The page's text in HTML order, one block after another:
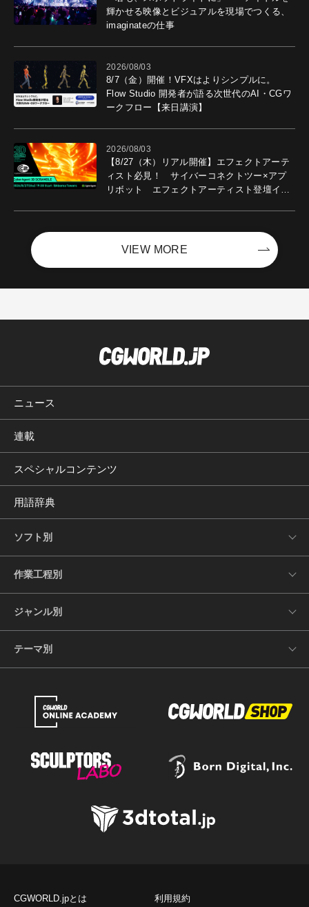
輝かせる映像とビジュアルを現場でつくる、
imaginateの仕事
2026/08/03
8/7（金）開催！VFXはよりシンプルに。
Flow Studio 開発者が語る次世代のAI・CGワ
ークフロー【来日講演】
2026/08/03
【8/27（木）リアル開催】エフェクトアーテ
ィスト必見！ サイバーコネクトツー×アプ
リボット エフェクトアーティスト登壇イベ
VIEW MORE
ニュース
連載
スペシャルコンテンツ
用語辞典
ソフト別
作業工程別
ジャンル別
テーマ別
CGWORLD.jpとは 利用規約